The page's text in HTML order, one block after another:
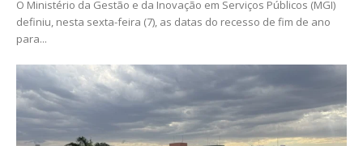
O Ministério da Gestão e da Inovação em Serviços Públicos (MGI)
definiu, nesta sexta-feira (7), as datas do recesso de fim de ano
para...